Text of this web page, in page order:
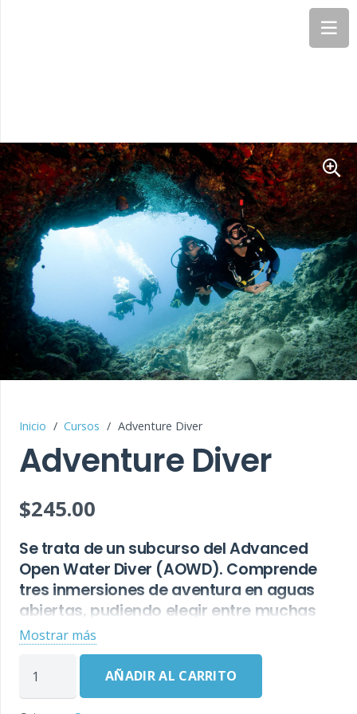
Inicio / Cursos / Adventure Diver
Adventure Diver
$245.00
Se trata de un subcurso del Advanced
Open Water Diver (AOWD). Comprende
tres inmersiones de aventura en aguas
abiertas, pudiendo elegir entre muchas
otras: fotografía, barcos hundidos,
flotabilidad, traje seco, etc. Cada
inmersión de aventura conlleva un repaso
de conocimientos que hay que rellenar. El
Mostrar más
Diver
AÑADIR AL CARRITO